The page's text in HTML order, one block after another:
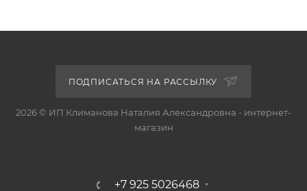
ПОДПИСАТЬСЯ НА РАССЫЛКУ
2026 © ИП Климанова Наталия Александровна - интернет-
магазин
+7 925 5026468